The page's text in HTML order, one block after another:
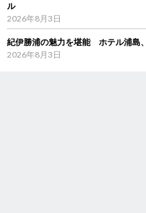
ル
2026年8月3日
紀伊勝浦の魅力を堪能 ホテル浦島
2026年8月3日